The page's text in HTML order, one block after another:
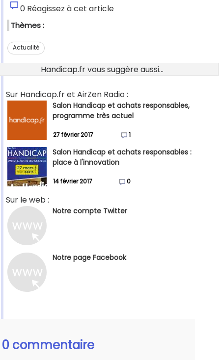
0 Réagissez à cet article
Thèmes :
Actualité
Handicap.fr vous suggère aussi...
Sur Handicap.fr et AirZen Radio :
Salon Handicap et achats responsables,
programme très actuel
27 février 2017 1
Salon Handicap et achats responsables :
place à l'innovation
14 février 2017 0
Sur le web :
Notre compte Twitter
Notre page Facebook
0 commentaire